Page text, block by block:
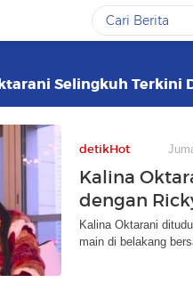
Selingkuh Terkini
detikHot
Kalina
dengan
Kalina Oktarani
main di belakang